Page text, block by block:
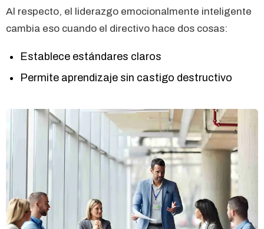
Al respecto, el liderazgo emocionalmente inteligente
cambia eso cuando el directivo hace dos cosas:
Establece estándares claros
Permite aprendizaje sin castigo destructivo